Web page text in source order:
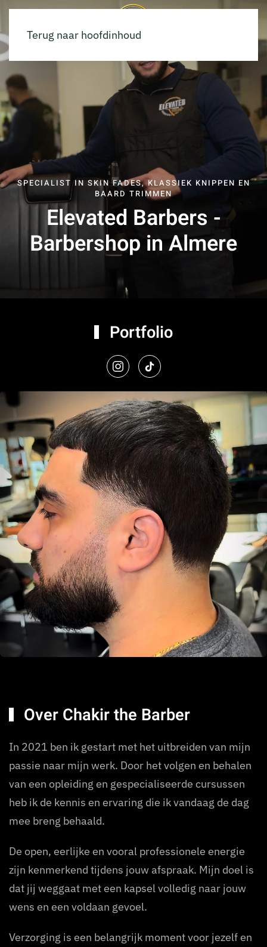
Terug naar hoofdinhoud
SPECIALIST IN SKIN FADES, KLASSIEK KNIPPEN EN
BAARD TRIMMEN
Elevated Barbers -
Barbershop in Almere
Portfolio
Over Chakir the Barber
In 2021 ben ik gestart met het uitbreiden van mijn
passie naar mijn werk. Door het volgen en behalen
van een opleiding en gespecialiseerde cursussen
heb ik de kennis en ervaring die ik vandaag de dag
mee breng behaald.
De open, eerlijke en vooral professionele energie
zijn kenmerkend tijdens jouw afspraak. Mijn doel is
dat jij weggaat met een kapsel volledig naar jouw
wens en een voldaan gevoel.
Verzorging is een belangrijk moment voor jezelf en